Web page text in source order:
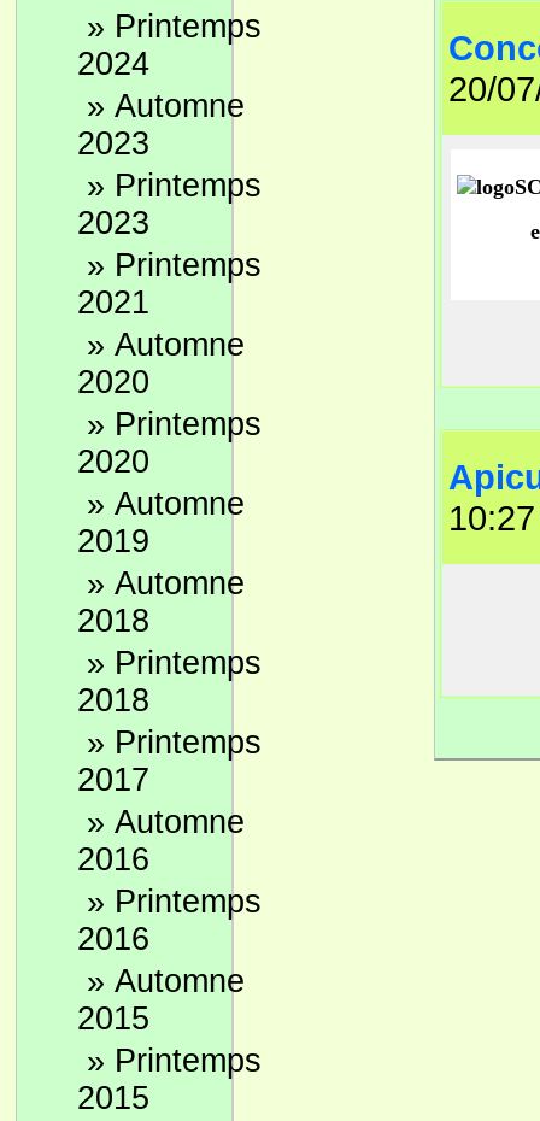
» Printemps
2024
» Automne
2023
» Printemps
2023
» Printemps
2021
» Automne
2020
» Printemps
2020
» Automne
2019
» Automne
2018
» Printemps
2018
» Printemps
2017
» Automne
2016
» Printemps
2016
» Automne
2015
» Printemps
2015
2/
A
son
On
20/
10:27